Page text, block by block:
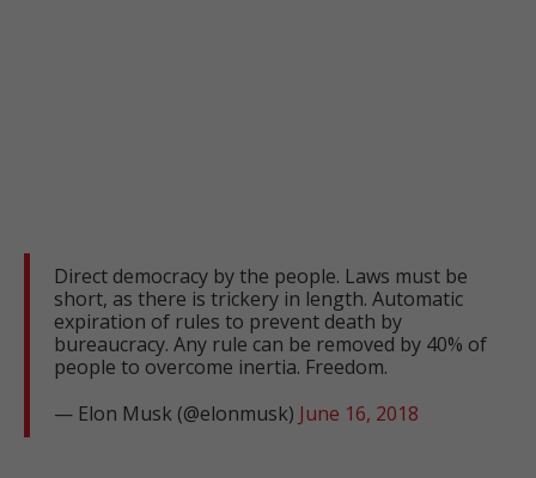
Direct democracy by the people. Laws must be
short, as there is trickery in length. Automatic
expiration of rules to prevent death by
bureaucracy. Any rule can be removed by 40% of
people to overcome inertia. Freedom.
— Elon Musk (@elonmusk) June 16, 2018